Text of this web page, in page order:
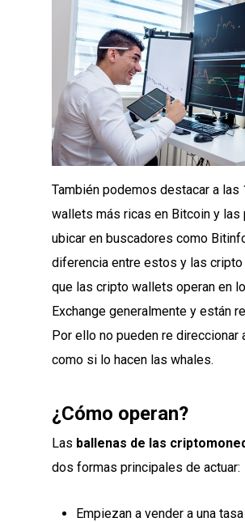
También podemos destacar a las
wallets más ricas en Bitcoin y las
ubicar en buscadores como
diferencia entre estos y las
que las cripto wallets operan en
Exchange generalmente y están
Por ello no pueden re direccionar
como si lo hacen las whales.
¿Cómo operan?
Las ballenas de las
dos formas principales de actuar:
Empiezan a vender a una